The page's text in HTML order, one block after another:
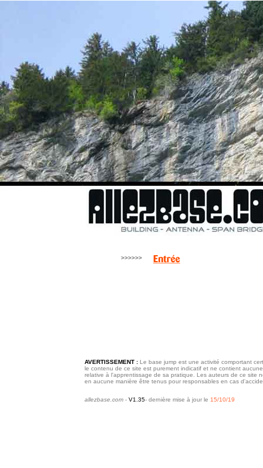
>>>>>>
AVERTISSEMENT : Le base jump est une activité comportant
le contenu de ce site est purement indicatif et ne contient
relative à l'apprentissage de sa pratique. Les auteurs de ce site
en aucune manière être tenus pour responsables en cas
allezbase.com - V1.35- dernière mise à jour le 15/10/19